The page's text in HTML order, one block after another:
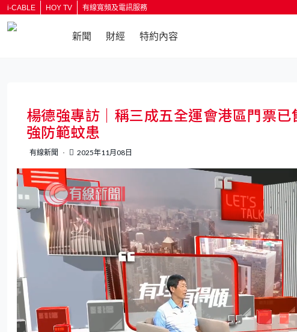
i-CABLE HOY TV 有線寬頻及電訊服務
新聞 財經 特約內容
楊德強專訪｜稱三成五全運會港區門票
強防範蚊患
有線新聞 2025年11月08日